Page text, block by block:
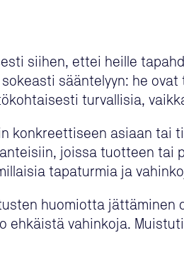
siihen, ettei heille
sääntelyyn: he
turvallisia,
konkreettiseen asiaan
joissa tuotteen tai
tapaturmia ja
huomiotta jättäminen
ehkäistä vahinkoja.